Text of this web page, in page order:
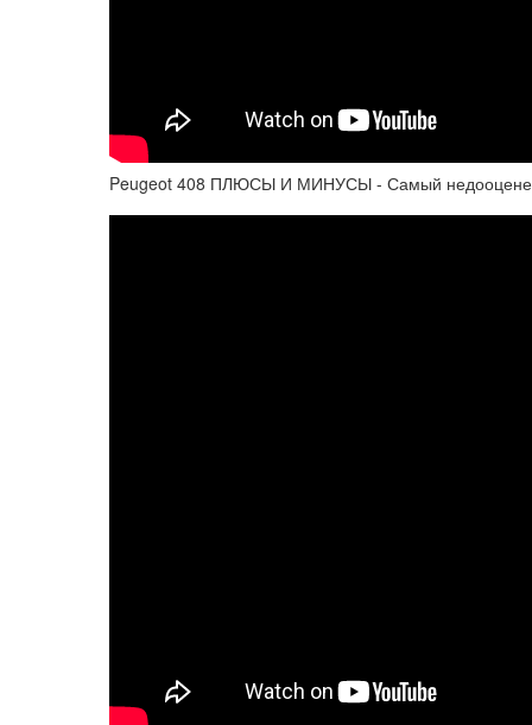
Peugeot 408 ПЛЮСЫ И МИНУСЫ - Самый